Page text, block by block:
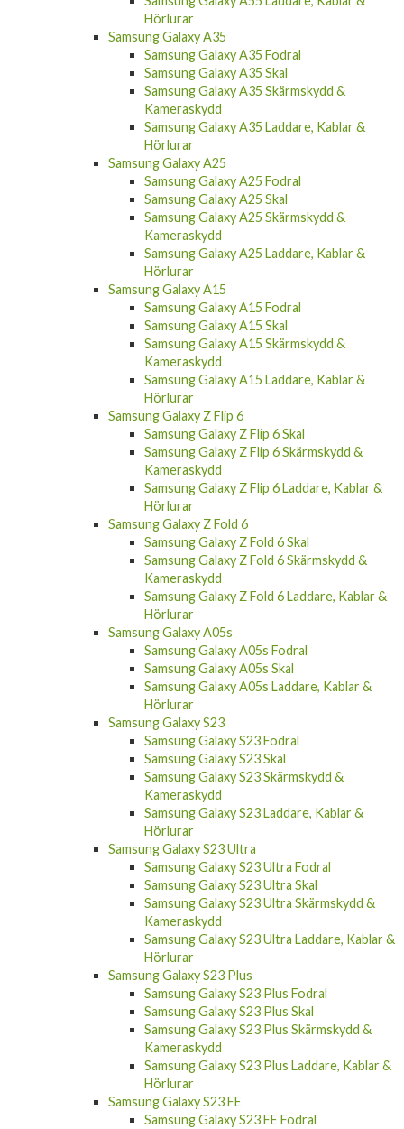
Hörlurar
Samsung Galaxy A35
Samsung Galaxy A35 Fodral
Samsung Galaxy A35 Skal
Samsung Galaxy A35 Skärmskydd &
Kameraskydd
Samsung Galaxy A35 Laddare, Kablar &
Hörlurar
Samsung Galaxy A25
Samsung Galaxy A25 Fodral
Samsung Galaxy A25 Skal
Samsung Galaxy A25 Skärmskydd &
Kameraskydd
Samsung Galaxy A25 Laddare, Kablar &
Hörlurar
Samsung Galaxy A15
Samsung Galaxy A15 Fodral
Samsung Galaxy A15 Skal
Samsung Galaxy A15 Skärmskydd &
Kameraskydd
Samsung Galaxy A15 Laddare, Kablar &
Hörlurar
Samsung Galaxy Z Flip 6
Samsung Galaxy Z Flip 6 Skal
Samsung Galaxy Z Flip 6 Skärmskydd &
Kameraskydd
Samsung Galaxy Z Flip 6 Laddare, Kablar &
Hörlurar
Samsung Galaxy Z Fold 6
Samsung Galaxy Z Fold 6 Skal
Samsung Galaxy Z Fold 6 Skärmskydd &
Kameraskydd
Samsung Galaxy Z Fold 6 Laddare, Kablar &
Hörlurar
Samsung Galaxy A05s
Samsung Galaxy A05s Fodral
Samsung Galaxy A05s Skal
Samsung Galaxy A05s Laddare, Kablar &
Hörlurar
Samsung Galaxy S23
Samsung Galaxy S23 Fodral
Samsung Galaxy S23 Skal
Samsung Galaxy S23 Skärmskydd &
Kameraskydd
Samsung Galaxy S23 Laddare, Kablar &
Hörlurar
Samsung Galaxy S23 Ultra
Samsung Galaxy S23 Ultra Fodral
Samsung Galaxy S23 Ultra Skal
Samsung Galaxy S23 Ultra Skärmskydd &
Kameraskydd
Samsung Galaxy S23 Ultra Laddare, Kablar &
Hörlurar
Samsung Galaxy S23 Plus
Samsung Galaxy S23 Plus Fodral
Samsung Galaxy S23 Plus Skal
Samsung Galaxy S23 Plus Skärmskydd &
Kameraskydd
Samsung Galaxy S23 Plus Laddare, Kablar &
Hörlurar
Samsung Galaxy S23 FE
Samsung Galaxy S23 FE Fodral